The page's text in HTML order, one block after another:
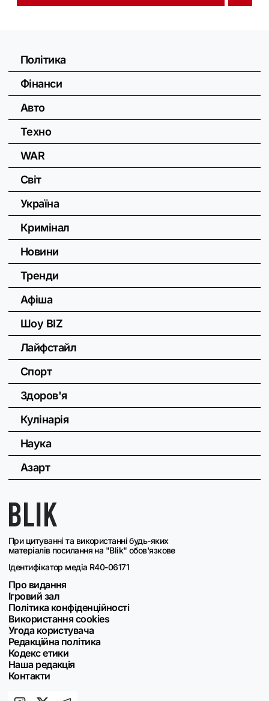
При цитуванні та використанні будь-яких
матеріалів посилання на "Blik" обов'язкове
Ідентифікатор медіа R40-06171
Про видання
Ігровий зал
Політика конфіденційності
Використання cookies
Угода користувача
Редакційна політика
Кодекс етики
Наша редакція
Контакти
Політика
Фінанси
Авто
Техно
WAR
Світ
Україна
Кримінал
Новини
Тренди
Афіша
Шоу BIZ
Лайфстайл
Спорт
Здоров'я
Кулінарія
Наука
Азарт